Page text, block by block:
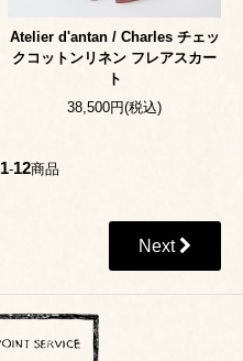
Atelier d'antan / Charles チェッ
クコットンリネン フレアスカー
ト
38,500円(税込)
1-12商品
Next